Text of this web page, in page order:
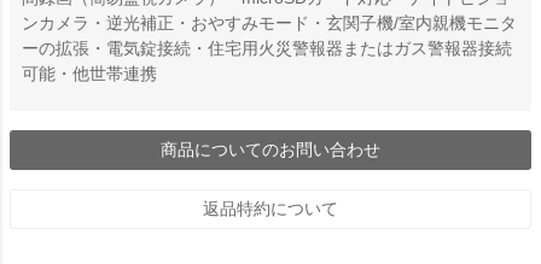
ンカメラ・逆光補正・おやすみモード・玄関子機/室内親機モニタ
ーの拡張・電気錠接続・住宅用火災警報器またはガス警報器接続
可能・他世帯連携
商品についてのお問い合わせ
返品特約について